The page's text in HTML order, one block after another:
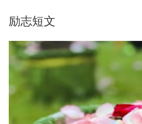
励志短文